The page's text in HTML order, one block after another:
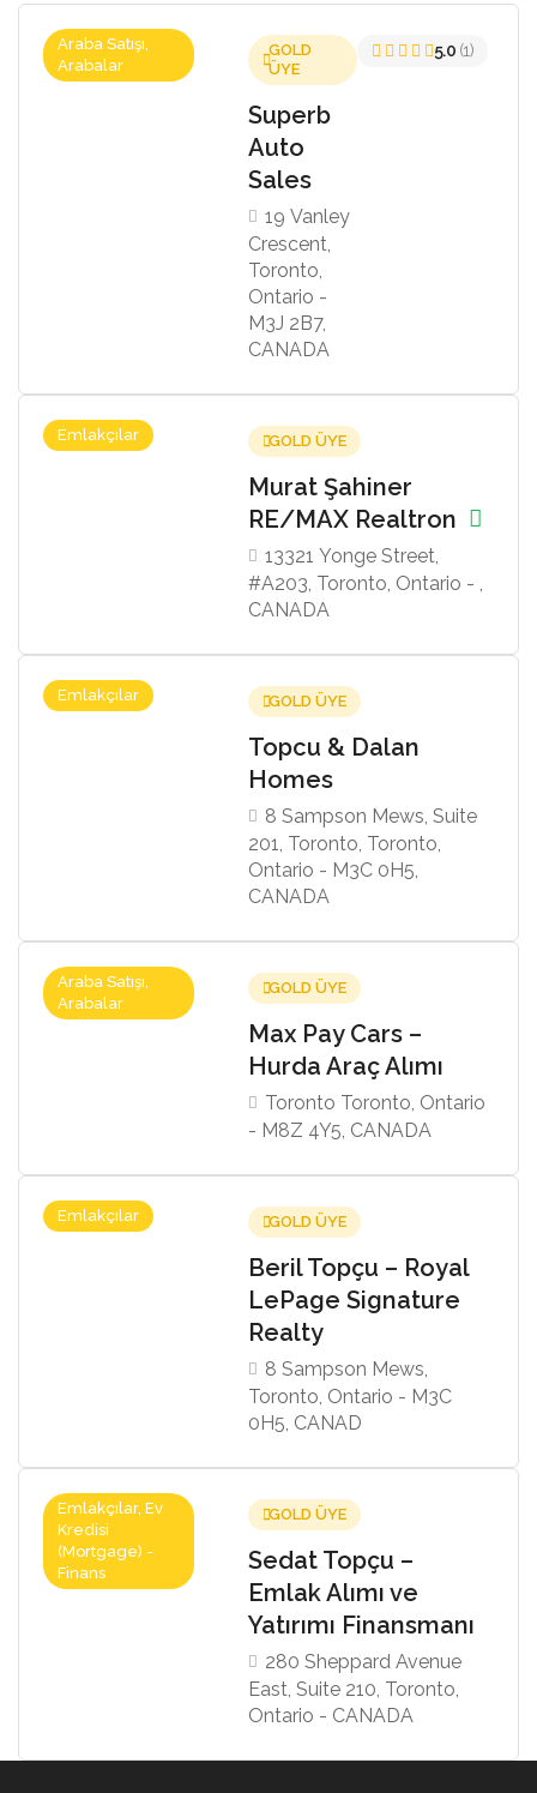
Araba Satışı,
Arabalar
GOLD
ÜYE
Superb
Auto
Sales
19 Vanley
Crescent,
Toronto,
Ontario -
M3J 2B7,
CANADA
5.0 (1)
Emlakçılar GOLD ÜYE
Murat Şahiner
RE/MAX Realtron
13321 Yonge Street,
#A203, Toronto, Ontario - ,
CANADA
Emlakçılar GOLD ÜYE
Topcu & Dalan
Homes
8 Sampson Mews, Suite
201, Toronto, Toronto,
Ontario - M3C 0H5,
CANADA
Araba Satışı,
Arabalar
GOLD ÜYE
Max Pay Cars –
Hurda Araç Alımı
Toronto Toronto, Ontario
- M8Z 4Y5, CANADA
Emlakçılar GOLD ÜYE
Beril Topçu – Royal
LePage Signature
Realty
8 Sampson Mews,
Toronto, Ontario - M3C
0H5, CANAD
Emlakçılar, Ev
Kredisi
(Mortgage) -
Finans
GOLD ÜYE
Sedat Topçu –
Emlak Alımı ve
Yatırımı Finansmanı
280 Sheppard Avenue
East, Suite 210, Toronto,
Ontario - CANADA